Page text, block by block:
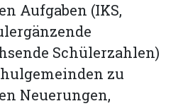
Aufgaben (IKS,
Schülerzahlen)
zu
Neuerungen,